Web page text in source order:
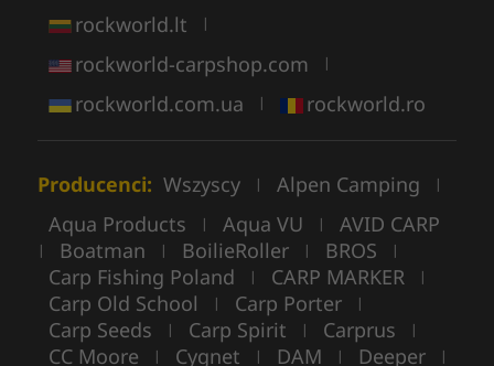
rockworld.lt |
rockworld-carpshop.com |
rockworld.com.ua | rockworld.ro
Producenci: Wszyscy | Alpen Camping |
Aqua Products | Aqua VU | AVID CARP
| Boatman | BoilieRoller | BROS |
Carp Fishing Poland | CARP MARKER |
Carp Old School | Carp Porter |
Carp Seeds | Carp Spirit | Carprus |
CC Moore | Cygnet | DAM | Deeper |